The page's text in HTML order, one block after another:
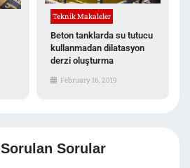
Teknik Makaleler
Beton tanklarda su tutucu
kullanmadan dilatasyon
derzi oluşturma
February 16, 2019
Sorulan Sorular